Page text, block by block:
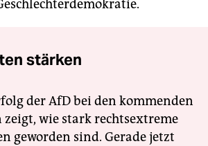
stärken
der AfD bei den kommenden
wie stark rechtsextreme
geworden sind. Gerade jetzt